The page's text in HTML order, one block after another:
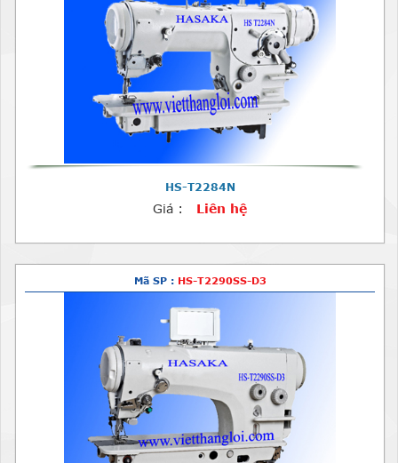
HS-T2284N
Giá : Liên hệ
Mã SP : HS-T2290SS-D3